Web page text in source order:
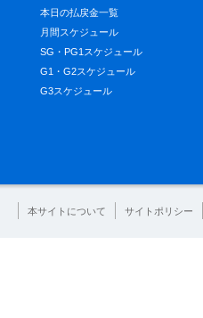
本日の払戻金一覧
月間スケジュール
SG・PG1スケジュール
G1・G2スケジュール
G3スケジュール
本サイトについて サイトポリシー